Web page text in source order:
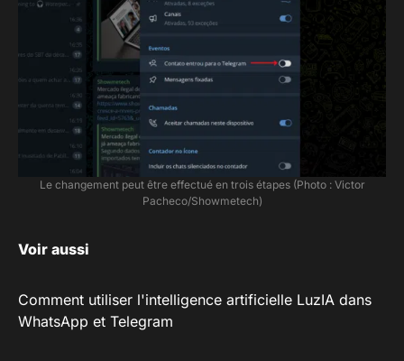
Le changement peut être effectué en trois étapes (Photo : Victor
Pacheco/Showmetech)
Voir aussi
Comment utiliser l'intelligence artificielle LuzIA dans
WhatsApp et Telegram